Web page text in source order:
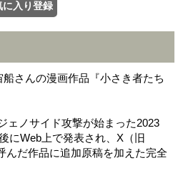
さんの漫画作品『小さき者たち
ェノサイド攻撃が始まった2023
にWeb上で発表され、X（旧
んだ作品に追加原稿を加えた完全